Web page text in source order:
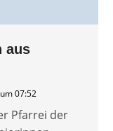
aus
07:52
Pfarrei der